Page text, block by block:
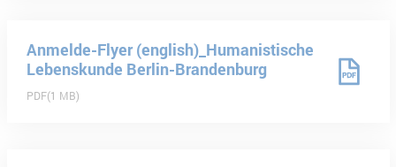
Anmelde-Flyer (english)_Humanistische
Lebenskunde Berlin-Brandenburg
PDF 1 MB